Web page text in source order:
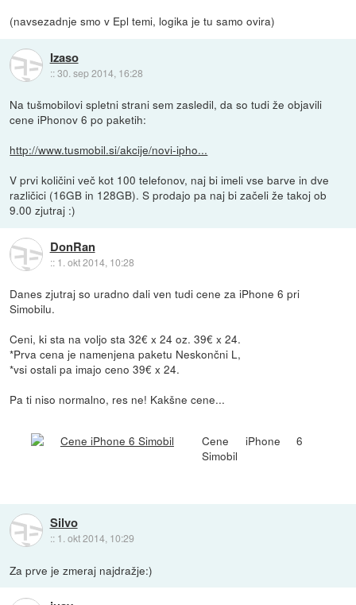
(navsezadnje smo v Epl temi, logika je tu samo ovira)
Izaso
::30. sep 2014, 16:28
Na tušmobilovi spletni strani sem zasledil, da so tudi že objavili
cene iPhonov 6 po paketih:
http://www.tusmobil.si/akcije/novi-ipho...
V prvi količini več kot 100 telefonov, naj bi imeli vse barve in dve
različici (16GB in 128GB). S prodajo pa naj bi začeli že takoj ob
9.00 zjutraj :)
DonRan
:: 1. okt 2014, 10:28
Danes zjutraj so uradno dali ven tudi cene za iPhone 6 pri
Simobilu.
Ceni, ki sta na voljo sta 32€ x 24 oz. 39€ x 24.
*Prva cena je namenjena paketu Neskončni L,
*vsi ostali pa imajo ceno 39€ x 24.
Pa ti niso normalno, res ne! Kakšne cene...
Cene iPhone 6
Simobil
Silvo
:: 1. okt 2014, 10:29
Za prve je zmeraj najdražje:)